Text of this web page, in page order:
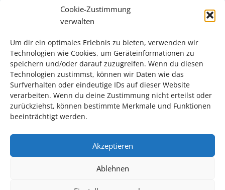
Cookie-Zustimmung
verwalten
Um dir ein optimales Erlebnis zu bieten, verwenden wir
Technologien wie Cookies, um Geräteinformationen zu
speichern und/oder darauf zuzugreifen. Wenn du diesen
Technologien zustimmst, können wir Daten wie das
Surfverhalten oder eindeutige IDs auf dieser Website
verarbeiten. Wenn du deine Zustimmung nicht erteilst oder
zurückziehst, können bestimmte Merkmale und Funktionen
beeinträchtigt werden.
Akzeptieren
Ablehnen
Wir gehören dazu
http://www.omniasan.de
Built withMake. Your friendly WordPress page builder theme.